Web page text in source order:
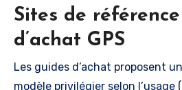
Sites de
d’achat GPS
Les guides d’achat proposent
modèle privilégier selon